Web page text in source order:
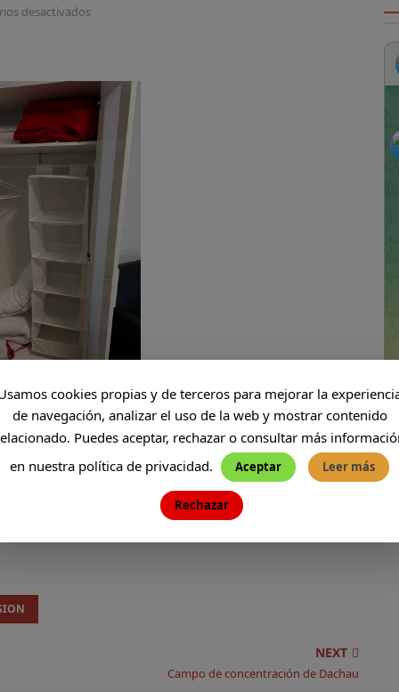
de Streaming por países
cosa es cualquier cosa
Petronas, Kuala Lumpur
] Le Herencia Celebraciones
desactivados
en Telegram
NEXT
Campo de concentración de Dachau
cookies propias y de terceros para mejorar la
de navegación, analizar el uso de la web y mostrar contenido
Puedes aceptar, rechazar o consultar más
en nuestra política de privacidad.
Aceptar Leer más
Rechazar